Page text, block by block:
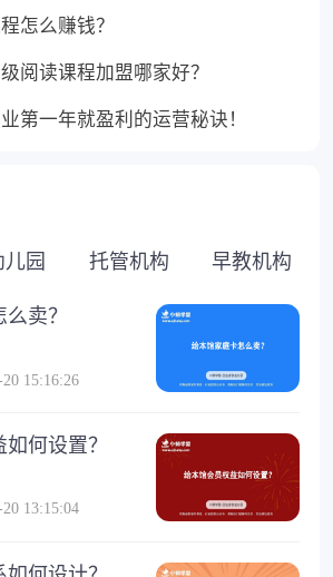
怎么赚钱？
阅读课程加盟哪家好？
第一年就盈利的运营秘诀！
儿园 托管机构 早教机构
卖？
15:16:26
何设置？
13:15:04